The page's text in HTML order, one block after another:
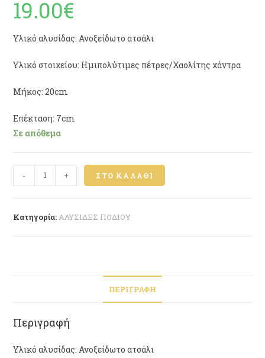
19.00€
Υλικό αλυσίδας: Ανοξείδωτο ατσάλι
Υλικό στοιχείου: Ημιπολύτιμες πέτρες/Χαολίτης χάντρα
Μήκος: 20cm
Επέκταση: 7cm
Σε απόθεμα
- + ΣΤΟ ΚΑΛΆΘΙ
Κατηγορία:ΑΛΥΣΙΔΕΣ ΠΟΔΙΟΥ
ΠΕΡΙΓΡΑΦΉ
Περιγραφή
Υλικό αλυσίδας: Ανοξείδωτο ατσάλι